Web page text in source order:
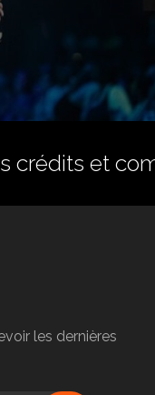
crédits et
les dernières